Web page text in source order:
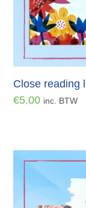
Close reading
€5.00 inc. BTW